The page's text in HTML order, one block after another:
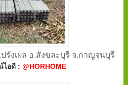
รังเผล อ.สังขละบุรี จ.กาญจนบุรี
ไอดี :@HORHOME